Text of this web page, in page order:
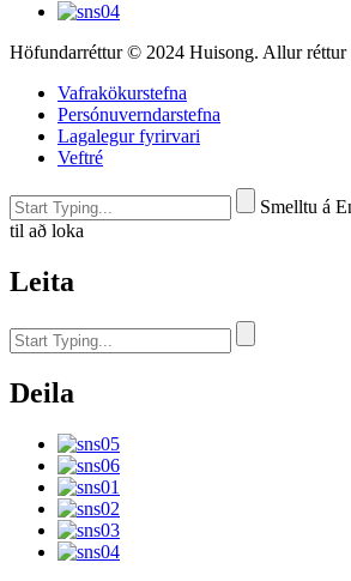
Höfundarréttur © 2024 Huisong. Allur réttur
Vafrakökurstefna
Persónuverndarstefna
Lagalegur fyrirvari
Veftré
Smelltu á
til að loka
Leita
Deila